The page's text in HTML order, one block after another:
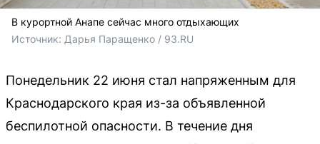
В курортной Анапе сейчас много отдыхающих
Источник: Дарья Паращенко / 93.RU
Понедельник 22 июня стал напряженным для
Краснодарского края из-за объявленной
беспилотной опасности. В течение дня